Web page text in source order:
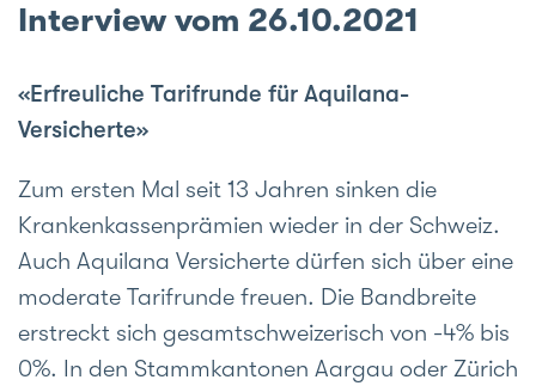
Interview vom 26.10.2021
«Erfreuliche Tarifrunde für Aquilana-
Versicherte»
Zum ersten Mal seit 13 Jahren sinken die
Kranken­kassen­prämien wieder in der Schweiz.
Auch Aquilana Ver­sicherte dürfen sich über eine
moderate Tarif­runde freuen. Die Band­breite
erstreckt sich gesamt­schweize­risch von -4% bis
0%. In den Stamm­kantonen Aargau oder Zürich